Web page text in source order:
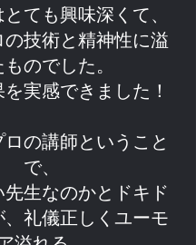
ても興味深くて、
の技術と精神性に溢
のでした。
実感できました！
の講師ということ
で、
先生なのかとドキド
、礼儀正しくユーモ